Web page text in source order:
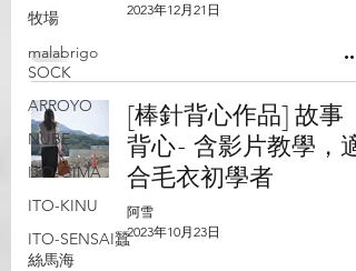
牧場
malabrigo
SOCK
ARROYO
NUBE
ITO-GIMA
ITO-KINU
ITO-SENSAI蠶
絲馬海
2023年12月21日
[棒針背心作品] 故事
背心- 含影片教學，適
合毛衣初學者
阿雪
2023年10月23日